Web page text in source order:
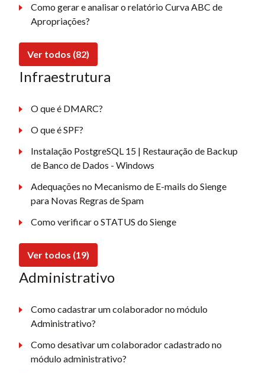
Como gerar e analisar o relatório Curva ABC de
Apropriações?
Ver todos (82)
Infraestrutura
O que é DMARC?
O que é SPF?
Instalação PostgreSQL 15 | Restauração de Backup
de Banco de Dados - Windows
Adequações no Mecanismo de E-mails do Sienge
para Novas Regras de Spam
Como verificar o STATUS do Sienge
Ver todos (19)
Administrativo
Como cadastrar um colaborador no módulo
Administrativo?
Como desativar um colaborador cadastrado no
módulo administrativo?